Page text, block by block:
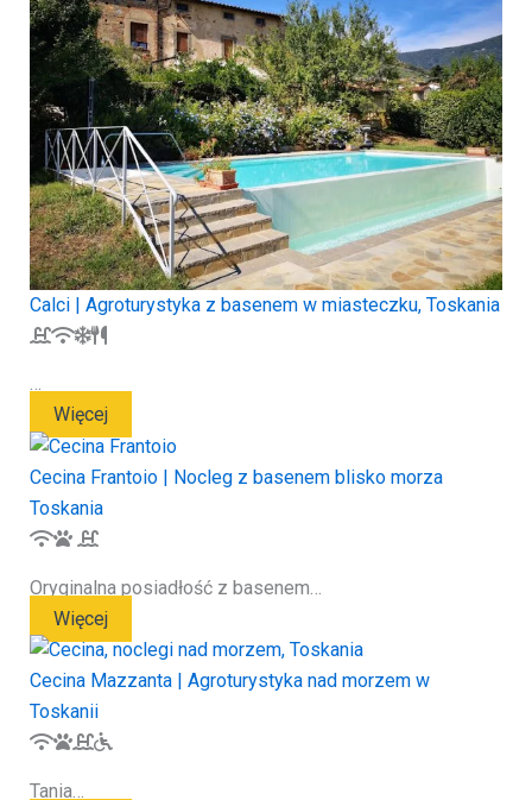
Calci | Agroturystyka z basenem w miasteczku, Toskania
…
Więcej
Cecina Frantoio | Nocleg z basenem blisko morza
Toskania
Oryginalna posiadłość z basenem…
Więcej
Cecina Mazzanta | Agroturystyka nad morzem w
Toskanii
Tania…